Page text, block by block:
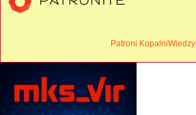
Patroni KopalniWiedzy